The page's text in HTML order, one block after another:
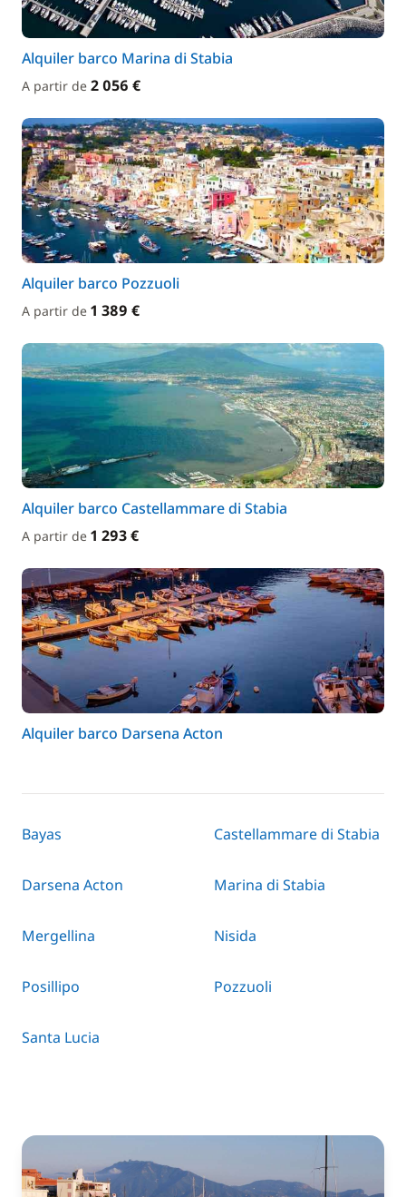
Alquiler barco Marina di Stabia
A partir de 2 056 €
Alquiler barco Pozzuoli
A partir de 1 389 €
Alquiler barco Castellammare di Stabia
A partir de 1 293 €
Alquiler barco Darsena Acton
Bayas Castellammare di Stabia
Darsena Acton Marina di Stabia
Mergellina Nisida
Posillipo Pozzuoli
Santa Lucia